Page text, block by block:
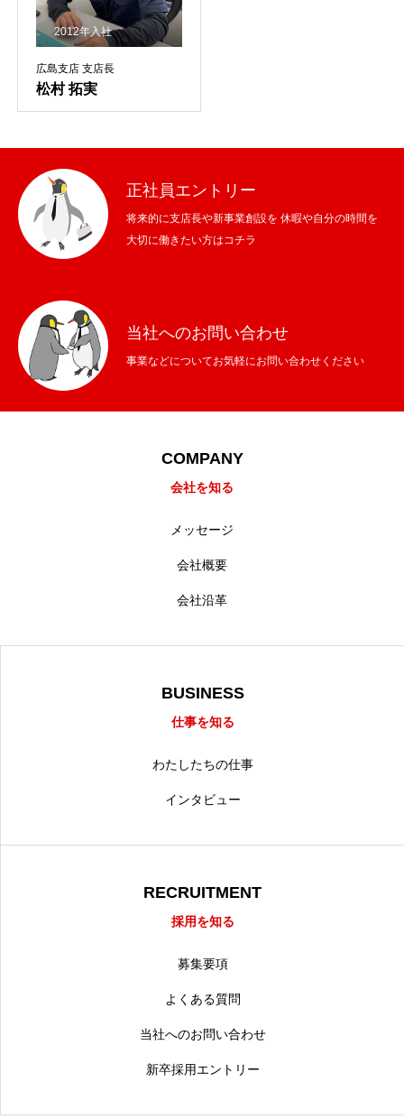
広島支店 支店長
松村 拓実
2012年入社
正社員エントリー
将来的に支店長や新事業創設を 休暇や自分の時間を
大切に働きたい方はコチラ
当社へのお問い合わせ
事業などについてお気軽にお問い合わせください
COMPANY
会社を知る
メッセージ
会社概要
会社沿革
BUSINESS
仕事を知る
わたしたちの仕事
インタビュー
RECRUITMENT
採用を知る
募集要項
よくある質問
当社へのお問い合わせ
新卒採用エントリー